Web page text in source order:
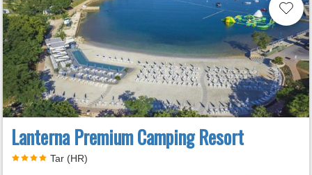
Lanterna Premium Camping Resort
Tar (HR)